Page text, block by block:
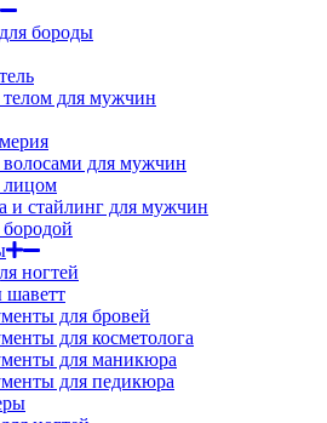
бороды
телом для мужчин
волосами для мужчин
лицом
и стайлинг для мужчин
бородой
ногтей
шаветт
для бровей
для косметолога
для маникюра
для педикюра